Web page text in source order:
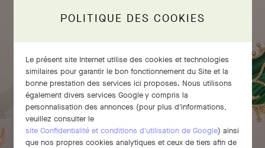
POLITIQUE DES COOKIES
Le présent site Internet utilise des cookies et technologies
similaires pour garantir le bon fonctionnement du Site et la
bonne prestation des services ici proposes. Nous utilisons
également divers services Google y compris la
personnalisation des annonces (pour plus d'informations,
veuillez consulter le
site Confidentialité et conditions d'utilisation de Google) ainsi
que nos propres cookies analytiques et ceux de tiers afin de